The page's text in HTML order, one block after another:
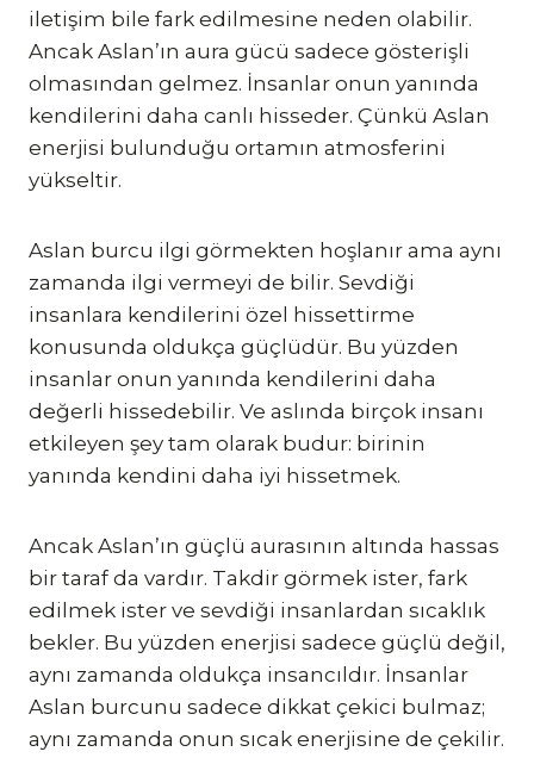
iletişim bile fark edilmesine neden olabilir.
Ancak Aslan’ın aura gücü sadece gösterişli
olmasından gelmez. İnsanlar onun yanında
kendilerini daha canlı hisseder. Çünkü Aslan
enerjisi bulunduğu ortamın atmosferini
yükseltir.
Aslan burcu ilgi görmekten hoşlanır ama aynı
zamanda ilgi vermeyi de bilir. Sevdiği
insanlara kendilerini özel hissettirme
konusunda oldukça güçlüdür. Bu yüzden
insanlar onun yanında kendilerini daha
değerli hissedebilir. Ve aslında birçok insanı
etkileyen şey tam olarak budur: birinin
yanında kendini daha iyi hissetmek.
Ancak Aslan’ın güçlü aurasının altında hassas
bir taraf da vardır. Takdir görmek ister, fark
edilmek ister ve sevdiği insanlardan sıcaklık
bekler. Bu yüzden enerjisi sadece güçlü değil,
aynı zamanda oldukça insancıldır. İnsanlar
Aslan burcunu sadece dikkat çekici bulmaz;
aynı zamanda onun sıcak enerjisine de çekilir.